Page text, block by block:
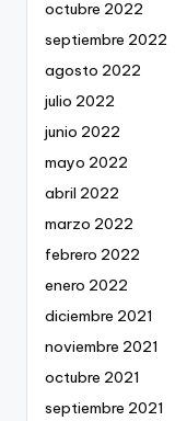
octubre 2022
septiembre 2022
agosto 2022
julio 2022
junio 2022
mayo 2022
abril 2022
marzo 2022
febrero 2022
enero 2022
diciembre 2021
noviembre 2021
octubre 2021
septiembre 2021